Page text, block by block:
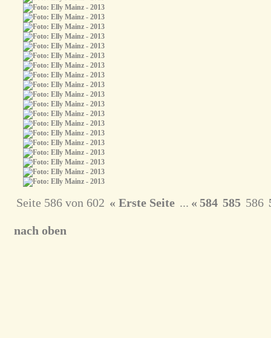
Seite 586 von 602 « Erste Seite ... « 584 585 586
nach oben